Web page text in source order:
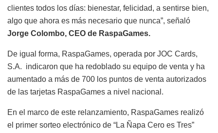
clientes todos los días: bienestar, felicidad, a sentirse bien,
algo que ahora es más necesario que nunca”, señaló
Jorge Colombo, CEO de RaspaGames.
De igual forma, RaspaGames, operada por JOC Cards,
S.A. indicaron que ha redoblado su equipo de venta y ha
aumentado a más de 700 los puntos de venta autorizados
de las tarjetas RaspaGames a nivel nacional.
En el marco de este relanzamiento, RaspaGames realizó
el primer sorteo electrónico de “La Ñapa Cero es Tres”